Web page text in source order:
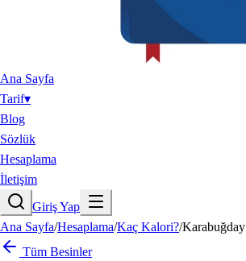
Ana Sayfa
Tarif▾
Blog
Sözlük
Hesaplama
İletişim
Giriş Yap
Ana Sayfa/Hesaplama/Kaç Kalori?/Karabuğday
Tüm Besinler